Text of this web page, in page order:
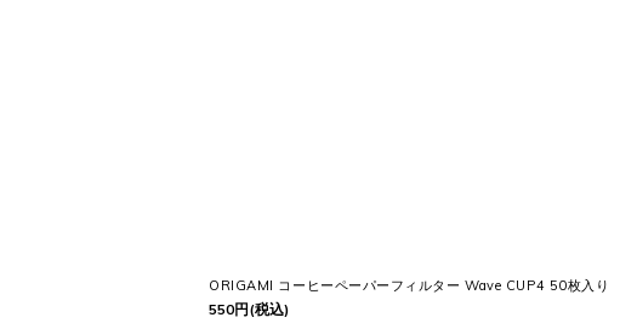
ORIGAMI コーヒーペーパーフィルター Wave CUP4 50枚入り
550円(税込)